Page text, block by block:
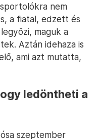
nem
a fiatal, edzett és
maguk a
Aztán idehaza is
ami azt mutatta,
ledöntheti a
szeptember